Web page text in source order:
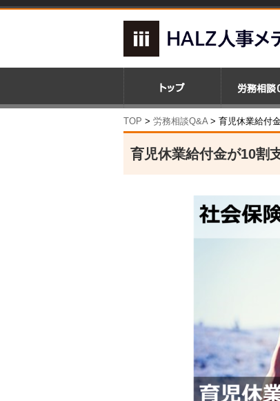
TOP > 労務相談Q&A> 育児休業給付
育児休業給付金が10割